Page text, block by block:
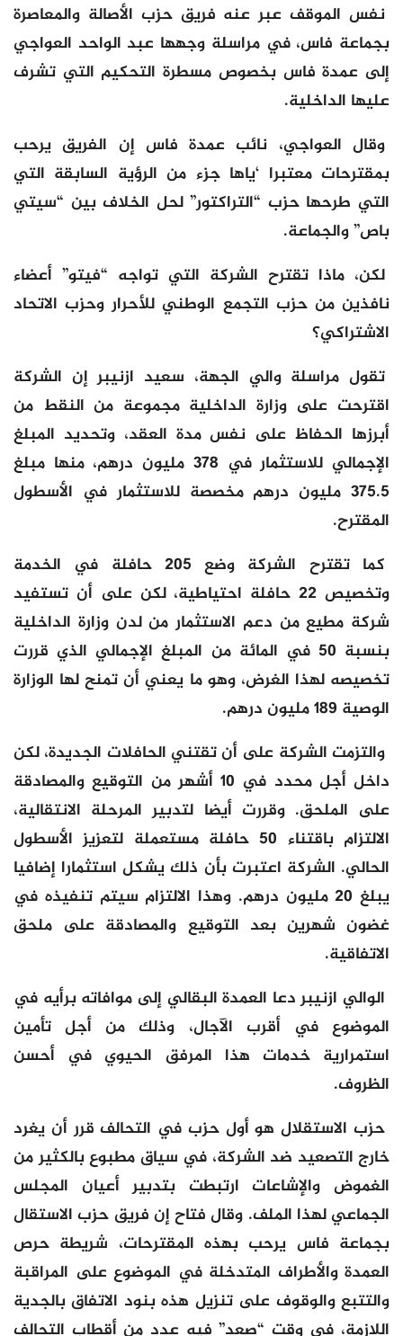
نفس الموقف عبر عنه فريق حزب الأصالة والمعاصرة
بجماعة فاس، في مراسلة وجهها عبد الواحد العواجي
إلى عمدة فاس بخصوص مسطرة التحكيم التي تشرف
عليها الداخلية.
وقال العواجي، نائب عمدة فاس إن الفريق يرحب
بمقترحات معتبرا ‘ياها جزء من الرؤية السابقة التي
التي طرحها حزب “التراكتور” لحل الخلاف بين “سيتي
باص” والجماعة.
لكن، ماذا تقترح الشركة التي تواجه “فيتو” أعضاء
نافذين من حزب التجمع الوطني للأحرار وحزب الاتحاد
الاشتراكي؟
تقول مراسلة والي الجهة، سعيد ازنيبر إن الشركة
اقترحت على وزارة الداخلية مجموعة من النقط من
أبرزها الحفاظ على نفس مدة العقد، وتحديد المبلغ
الإجمالي للاستثمار في 378 مليون درهم، منها مبلغ
375.5 مليون درهم مخصصة للاستثمار في الأسطول
المقترح.
كما تقترح الشركة وضع 205 حافلة في الخدمة
وتخصيص 22 حافلة احتياطية، لكن على أن تستفيد
شركة مطيع من دعم الاستثمار من لدن وزارة الداخلية
بنسبة 50 في المائة من المبلغ الإجمالي الذي قررت
تخصيصه لهذا الغرض، وهو ما يعني أن تمنح لها الوزارة
الوصية 189 مليون درهم.
والتزمت الشركة على أن تقتني الحافلات الجديدة، لكن
داخل أجل محدد في 10 أشهر من التوقيع والمصادقة
على الملحق. وقررت أيضا لتدبير المرحلة الانتقالية،
الالتزام باقتناء 50 حافلة مستعملة لتعزيز الأسطول
الحالي. الشركة اعتبرت بأن ذلك يشكل استثمارا إضافيا
يبلغ 20 مليون درهم. وهذا الالتزام سيتم تنفيذه في
غضون شهرين بعد التوقيع والمصادقة على ملحق
الاتفاقية.
الوالي ازنيبر دعا العمدة البقالي إلى موافاته برأيه في
الموضوع في أقرب الآجال، وذلك من أجل تأمين
استمرارية خدمات هذا المرفق الحيوي في أحسن
الظروف.
حزب الاستقلال هو أول حزب في التحالف قرر أن يغرد
خارج التصعيد ضد الشركة، في سياق مطبوع بالكثير من
الغموض والإشاعات ارتبطت بتدبير أعيان المجلس
الجماعي لهذا الملف. وقال فتاح إن فريق حزب الاستقال
بجماعة فاس يرحب بهذه المقترحات، شريطة حرص
العمدة والأطراف المتدخلة في الموضوع على المراقبة
والتتبع والوقوف على تنزيل هذه بنود الاتفاق بالجدية
اللازمة، في وقت “صعد” فيه عدد من أقطاب التحالف